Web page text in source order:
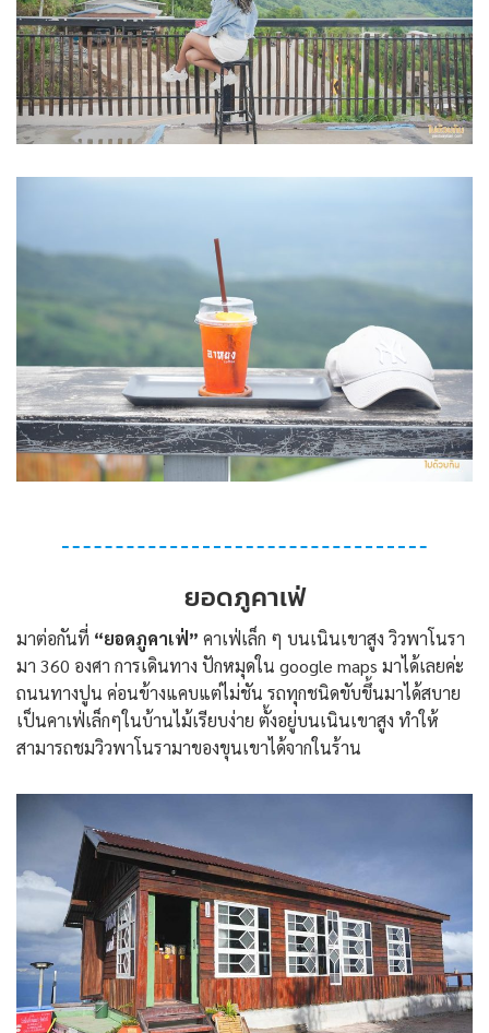
ยอดภูคาเฟ่
มาต่อกันที่ “ยอดภูคาเฟ่” คาเฟ่เล็ก ๆ บนเนินเขาสูง วิวพาโนรา
มา 360 องศา การเดินทาง ปักหมุดใน google maps มาได้เลยค่ะ
ถนนทางปูน ค่อนข้างแคบแต่ไม่ชัน รถทุกชนิดขับขึ้นมาได้สบาย
เป็นคาเฟ่เล็กๆในบ้านไม้เรียบง่าย ตั้งอยู่บนเนินเขาสูง ทำให้
สามารถชมวิวพาโนรามาของขุนเขาได้จากในร้าน